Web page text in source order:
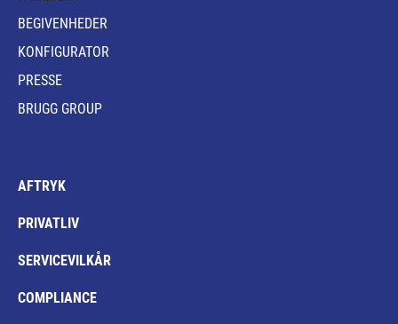
BEGIVENHEDER
KONFIGURATOR
PRESSE
BRUGG GROUP
AFTRYK
PRIVATLIV
SERVICEVILKÅR
COMPLIANCE